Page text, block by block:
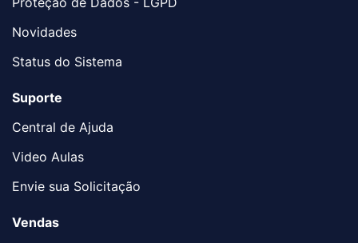
Novidades
Status do Sistema
Suporte
Central de Ajuda
Video Aulas
Envie sua Solicitação
Vendas